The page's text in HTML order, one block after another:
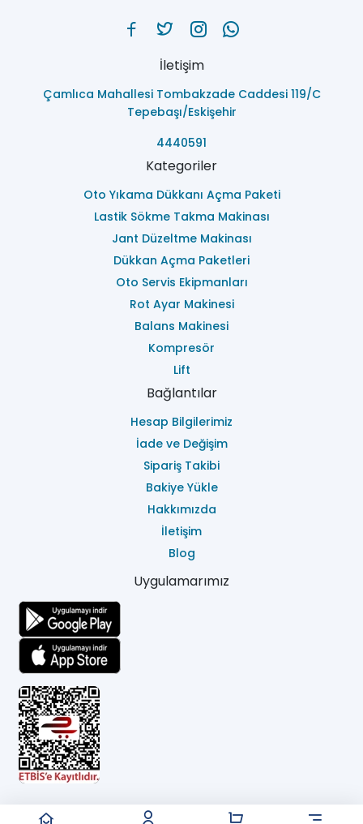
İletişim
Çamlıca Mahallesi Tombakzade Caddesi 119/C
Tepebaşı/Eskişehir
4440591
Kategoriler
Oto Yıkama Dükkanı Açma Paketi
Lastik Sökme Takma Makinası
Jant Düzeltme Makinası
Dükkan Açma Paketleri
Oto Servis Ekipmanları
Rot Ayar Makinesi
Balans Makinesi
Kompresör
Lift
Bağlantılar
Hesap Bilgilerimiz
İade ve Değişim
Sipariş Takibi
Bakiye Yükle
Hakkımızda
İletişim
Blog
Uygulamarımız